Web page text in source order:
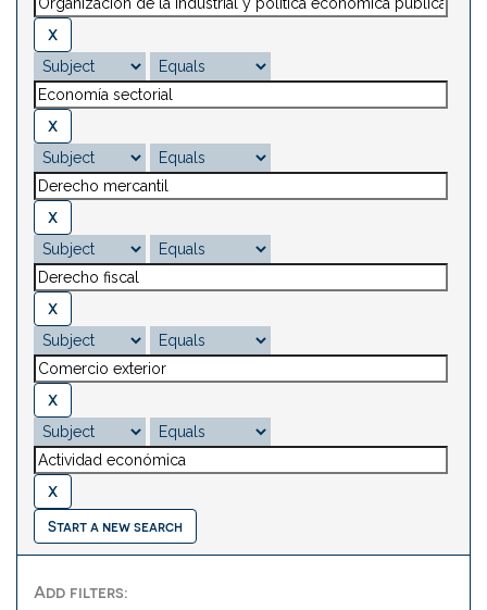
Start a new search
Add filters: